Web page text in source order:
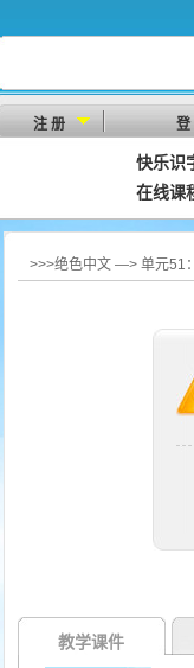
注 册
登
快乐识
在线课
>>>绝色中文 —> 单元51
教学课件